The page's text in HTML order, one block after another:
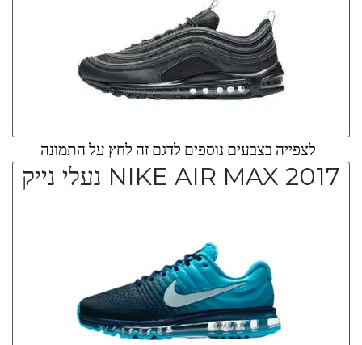
לצפייה בצבעים נוספים לדגם זה לחץ על התמונה
NIKE AIR MAX 2017 נעלי נייק